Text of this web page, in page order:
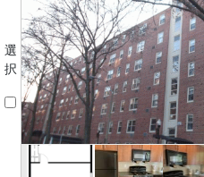
選
択